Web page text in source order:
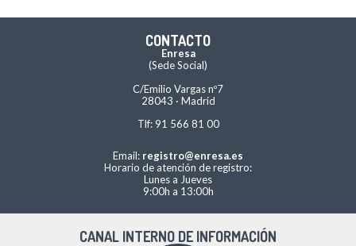
CONTACTO
Enresa
(Sede Social)
C/Emilio Vargas nº7
28043 · Madrid
Tlf: 91 566 81 00
Email: registro@enresa.es
Horario de atención de registro:
Lunes a Jueves
9:00h a 13:00h
CANAL INTERNO DE INFORMACIÓN